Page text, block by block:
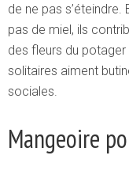
de ne pas s’éteindre.
pas de miel, ils
des fleurs du potager
solitaires aiment
sociales.
Mangeoire